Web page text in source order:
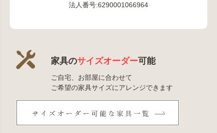
法人番号:6290001066964
家具のサイズオーダー可能
ご自宅、お部屋に合わせて
ご希望の家具サイズにアレンジできます